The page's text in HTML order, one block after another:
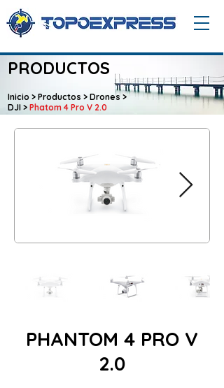
PRODUCTOS
Inicio > Productos > Drones >
DJI > Phatom 4 Pro V 2.0
PHANTOM 4 PRO V
2.0